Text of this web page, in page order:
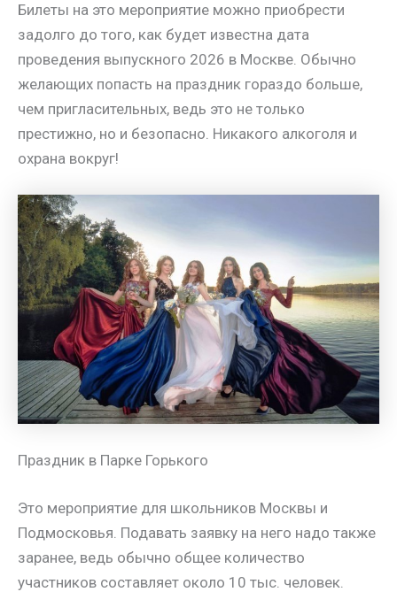
Билеты на это мероприятие можно приобрести
задолго до того, как будет известна дата
проведения выпускного 2026 в Москве. Обычно
желающих попасть на праздник гораздо больше,
чем пригласительных, ведь это не только
престижно, но и безопасно. Никакого алкоголя и
охрана вокруг!
Праздник в Парке Горького
Это мероприятие для школьников Москвы и
Подмосковья. Подавать заявку на него надо также
заранее, ведь обычно общее количество
участников составляет около 10 тыс. человек.